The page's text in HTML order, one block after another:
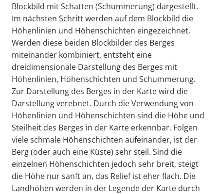
Blockbild mit Schatten (Schummerung) dargestellt.
Im nächsten Schritt werden auf dem Blockbild die
Höhenlinien und Höhenschichten eingezeichnet.
Werden diese beiden Blockbilder des Berges
miteinander kombiniert, entsteht eine
dreidimensionale Darstellung des Berges mit
Höhenlinien, Höhenschichten und Schummerung.
Zur Darstellung des Berges in der Karte wird die
Darstellung verebnet. Durch die Verwendung von
Höhenlinien und Höhenschichten sind die Höhe und
Steilheit des Berges in der Karte erkennbar. Folgen
viele schmale Höhenschichten aufeinander, ist der
Berg (oder auch eine Küste) sehr steil. Sind die
einzelnen Höhenschichten jedoch sehr breit, steigt
die Höhe nur sanft an, das Relief ist eher flach. Die
Landhöhen werden in der Legende der Karte durch